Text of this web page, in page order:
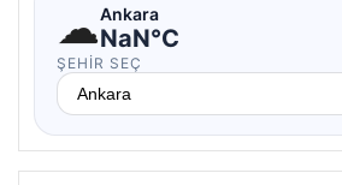
☁Ankara
NaN°C
ŞEHIR SEÇ